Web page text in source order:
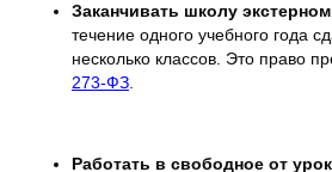
Заканчивать школу
течение одного учебного года
несколько классов. Это право
273-ФЗ
Работать в свободное от